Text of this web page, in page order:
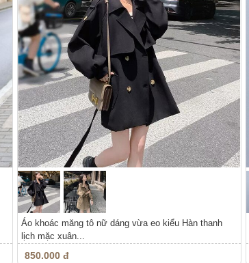
Áo khoác măng tô nữ dáng vừa eo kiểu Hàn thanh
lịch mặc xuân...
850.000 đ